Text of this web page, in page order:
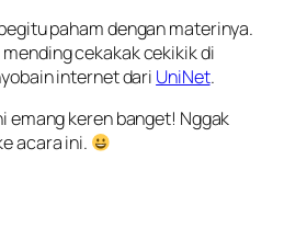
paham dengan materinya.
cekakak cekikik di
internet dari UniNet.
emang keren banget! Nggak
acara ini.